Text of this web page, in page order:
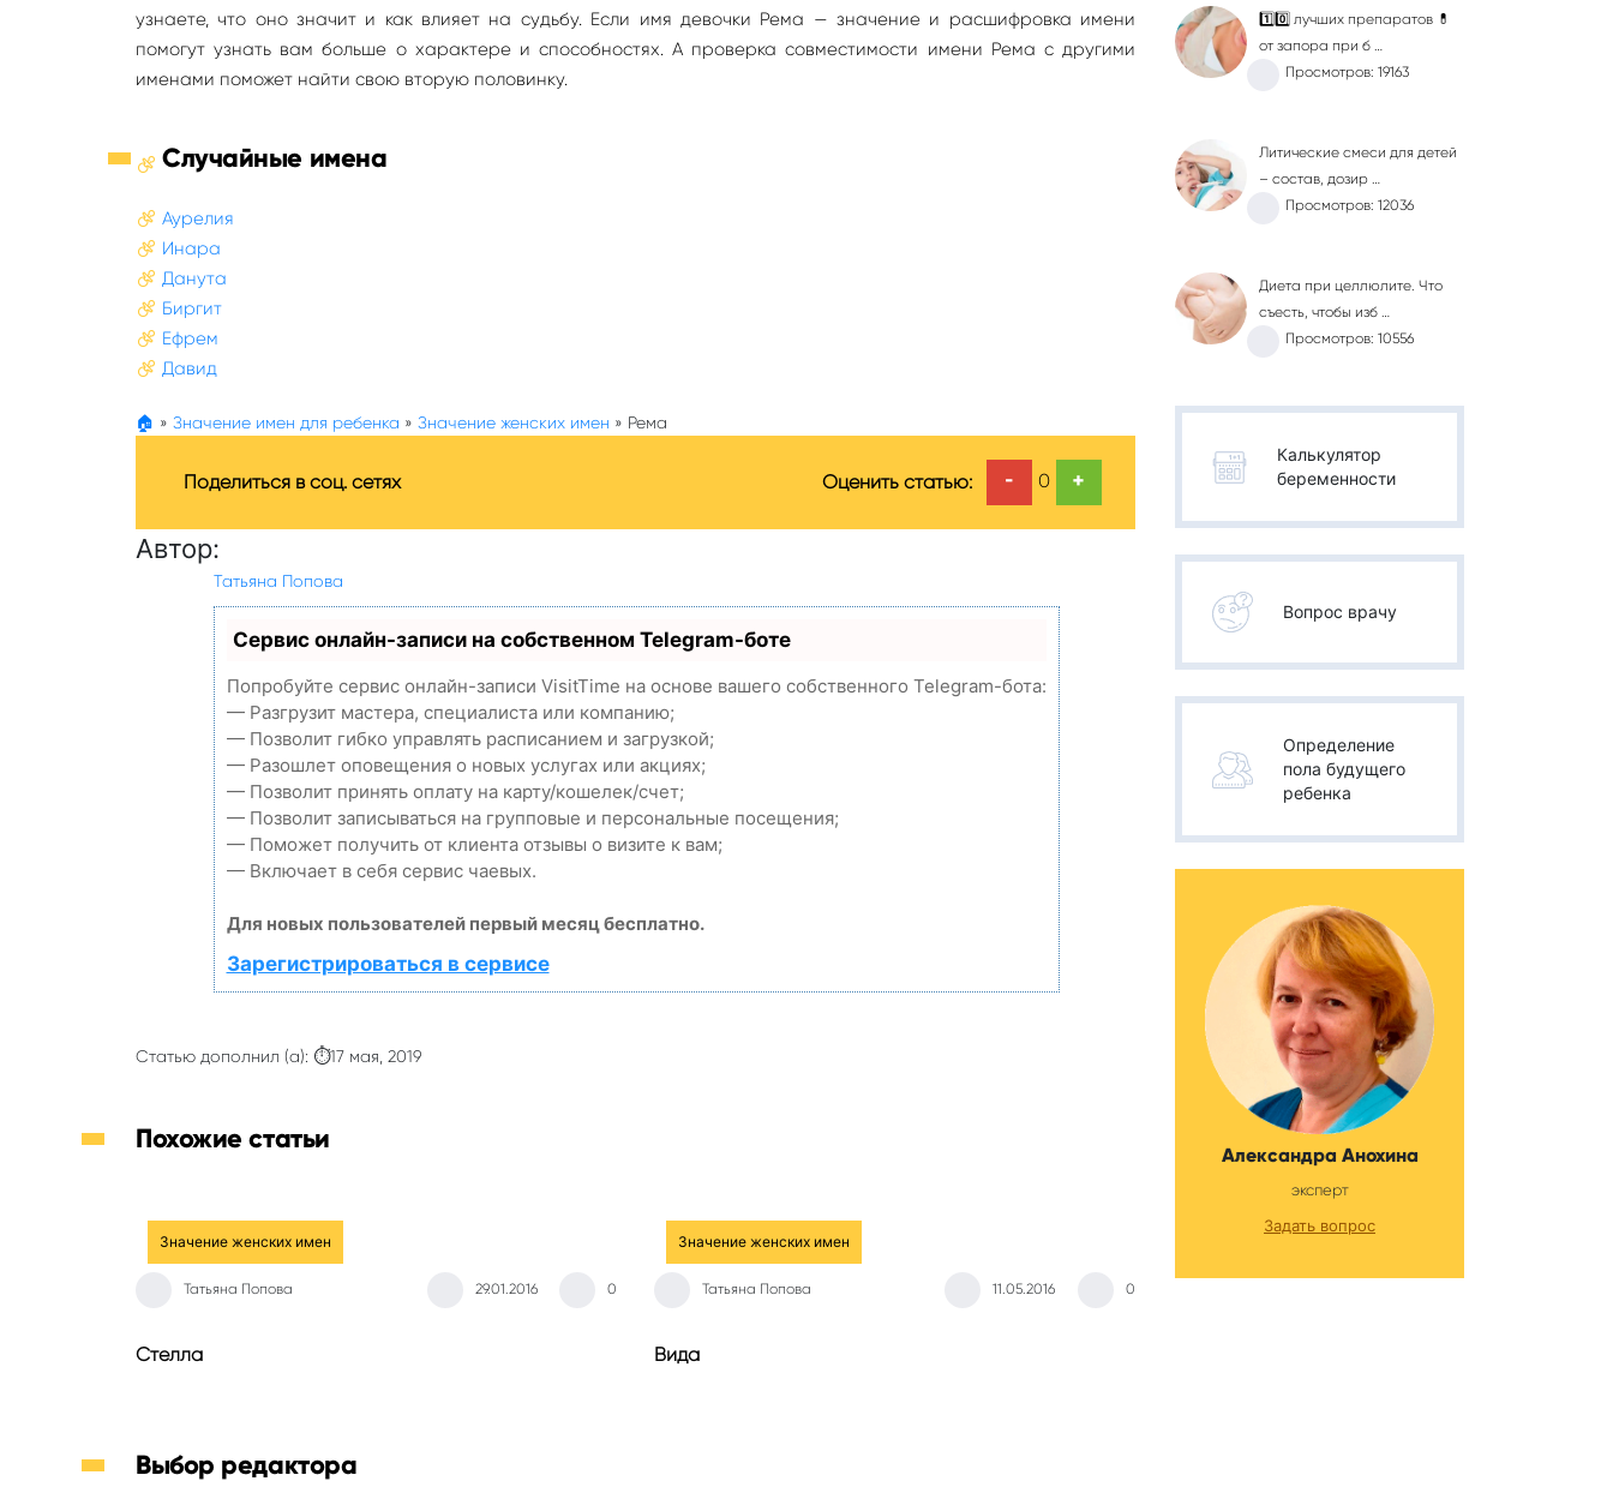
узнаете, что оно значит и как влияет на судьбу. Если имя девочки Рема — значение и расшифровка имени
помогут узнать вам больше о характере и способностях. А проверка совместимости имени Рема с другими
именами поможет найти свою вторую половинку.
Случайные имена
Аурелия
Инара
Данута
Биргит
Ефрем
Давид
🏠 » Значение имен для ребенка » Значение женских имен » Рема
Поделиться в соц. сетях Оценить статью: - 0 +
Автор:
Татьяна Попова
Сервис онлайн-записи на собственном Telegram-боте
Попробуйте сервис онлайн-записи VisitTime на основе вашего собственного Telegram-бота:
— Разгрузит мастера, специалиста или компанию;
— Позволит гибко управлять расписанием и загрузкой;
— Разошлет оповещения о новых услугах или акциях;
— Позволит принять оплату на карту/кошелек/счет;
— Позволит записываться на групповые и персональные посещения;
— Поможет получить от клиента отзывы о визите к вам;
— Включает в себя сервис чаевых.
Для новых пользователей первый месяц бесплатно.
Зарегистрироваться в сервисе
Статью дополнил (а): ⏱17 мая, 2019
Похожие статьи
Значение женских имен
Татьяна Попова 29.01.2016 0
Стелла
Значение женских имен
Татьяна Попова 11.05.2016 0
Вида
Выбор редактора
1️⃣0️⃣ лучших препаратов 💊
от запора при б …
Просмотров: 19163
Литические смеси для детей
– состав, дозир …
Просмотров: 12036
Диета при целлюлите. Что
съесть, чтобы изб …
Просмотров: 10556
Калькулятор
беременности
Вопрос врачу
Определение
пола будущего
ребенка
Александра Анохина
эксперт
Задать вопрос